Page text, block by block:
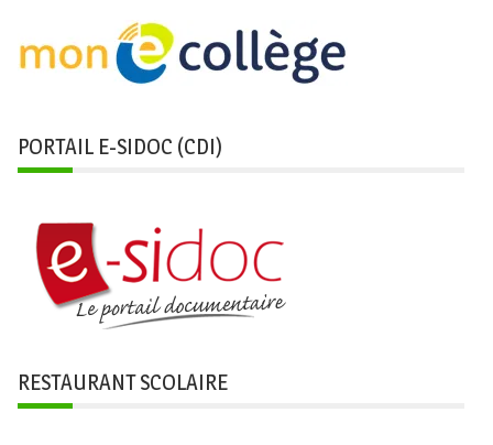
PORTAIL E-SIDOC (CDI)
RESTAURANT SCOLAIRE